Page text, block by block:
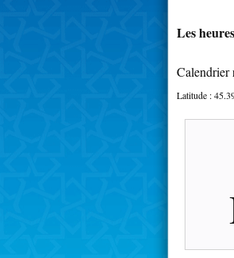
Les
Calendrier
Latitude :